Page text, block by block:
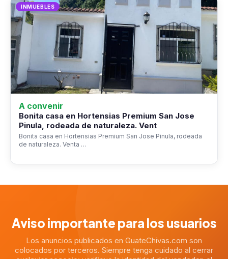
INMUEBLES
A convenir
Bonita casa en Hortensias Premium San Jose
Pinula, rodeada de naturaleza. Vent
Bonita casa en Hortensias Premium San Jose Pinula, rodeada
de naturaleza. Venta …
Aviso importante para los usuarios
Los anuncios publicados en GuateChivas.com son
colocados por terceros. Siempre tenga cuidado al cerrar